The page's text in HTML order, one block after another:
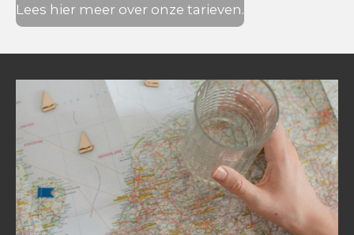
Lees hier meer over onze tarieven.